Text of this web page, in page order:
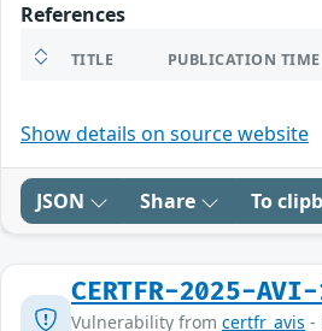
References
TITLE PUBLICATION TIME
Show details on source website
JSON Share To
CERTFR-2025-
Vulnerability from certfr_avis -